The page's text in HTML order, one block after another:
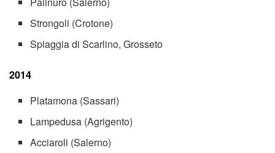
Strongoli (Crotone)
Spiaggia di Scarlino, Grosseto
2014
Platamona (Sassari)
Lampedusa (Agrigento)
Acciaroli (Salerno)